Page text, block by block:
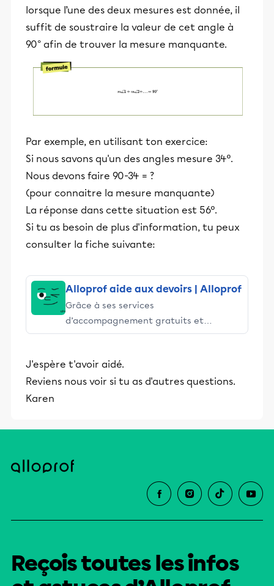
lorsque l’une des deux mesures est donnée, il
suffit de soustraire la valeur de cet angle à
90° afin de trouver la mesure manquante.
Par exemple, en utilisant ton exercice:
Si nous savons qu'un des angles mesure 34º.
Nous devons faire 90-34 = ?
(pour connaitre la mesure manquante)
La réponse dans cette situation est 56º.
Si tu as besoin de plus d'information, tu peux
consulter la fiche suivante:
Alloprof aide aux devoirs | Alloprof
Grâce à ses services
d’accompagnement gratuits et
stimulants, Alloprof engage les élèves
éducative.
J'espère t'avoir aidé.
Reviens nous voir si tu as d'autres questions.
Karen
Reçois toutes les infos